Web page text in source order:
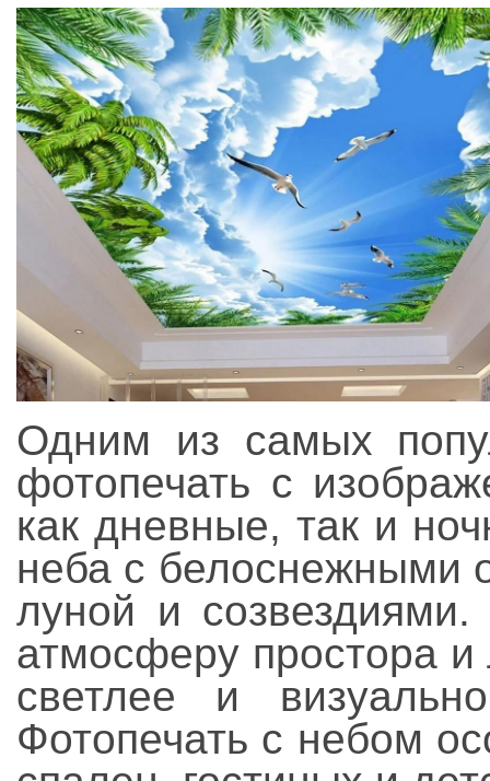
Одним из самых
фотопечать с
как дневные, так и
неба с белоснежными
луной и
атмосферу простора
светлее и
Фотопечать с небом